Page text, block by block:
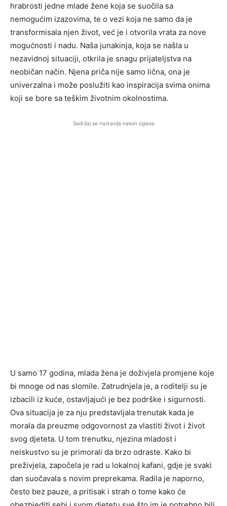
hrabrosti jedne mlade žene koja se suočila sa
nemogućim izazovima, te o vezi koja ne samo da je
transformisala njen život, već je i otvorila vrata za nove
mogućnosti i nadu. Naša junakinja, koja se našla u
nezavidnoj situaciji, otkrila je snagu prijateljstva na
neobičan način. Njena priča nije samo lična, ona je
univerzalna i može poslužiti kao inspiracija svima onima
koji se bore sa teškim životnim okolnostima.
Sadržaj se nastavlja nakon oglasa
U samo 17 godina, mlada žena je doživjela promjene koje
bi mnoge od nas slomile. Zatrudnjela je, a roditelji su je
izbacili iz kuće, ostavljajući je bez podrške i sigurnosti.
Ova situacija je za nju predstavljala trenutak kada je
morala da preuzme odgovornost za vlastiti život i život
svog djeteta. U tom trenutku, njezina mladost i
neiskustvo su je primorali da brzo odraste. Kako bi
preživjela, započela je rad u lokalnoj kafani, gdje je svaki
dan suočavala s novim preprekama. Radila je naporno,
često bez pauze, a pritisak i strah o tome kako će